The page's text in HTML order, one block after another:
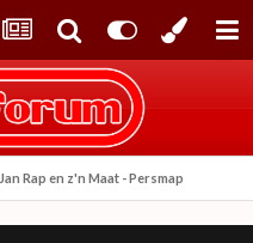
Jan Rap en z'n Maat - Persmap